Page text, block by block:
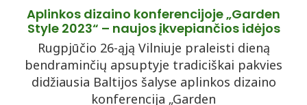
Aplinkos dizaino konferencijoje „Garden
Style 2023“ – naujos įkvepiančios idėjos
Rugpjūčio 26-ąją Vilniuje praleisti dieną
bendraminčių apsuptyje tradiciškai pakvies
didžiausia Baltijos šalyse aplinkos dizaino
konferencija „Garden